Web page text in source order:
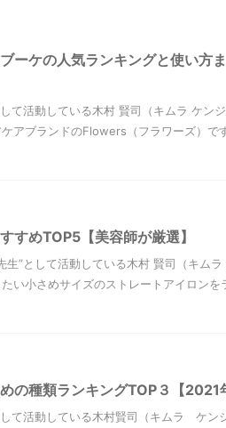
ーケの人気ランキングと使い方
て活動している木村 賢司（キムラ ケン
アブランドのFlowers（フラワーズ）
すめTOP5【美容師が厳選】
生”として活動している木村 賢司（キム
い小さめサイズのストレートアイロンを
の種類ランキングTOP３【2021
て活動している木村賢司（キムラ ケン